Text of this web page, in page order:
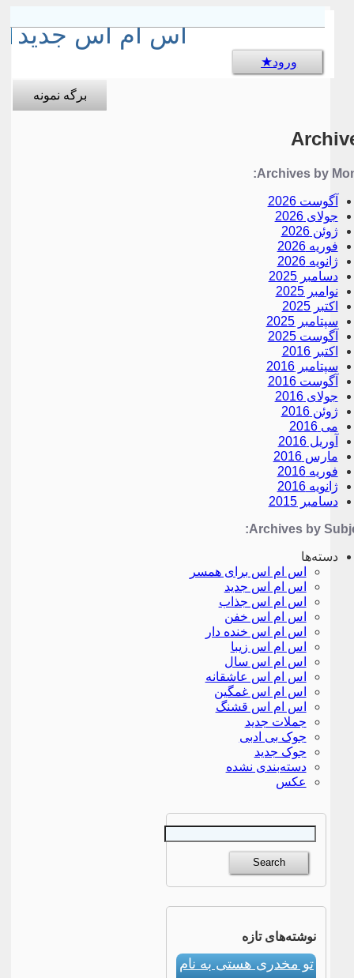
اس ام اس جدید
ورود
برگه نمونه
Archives by
آگوست 2026
جولای 2026
ژوئن 2026
فوریه 2026
ژانویه 2026
دسامبر 2025
نوامبر 2025
اکتبر 2025
سپتامبر 2025
آگوست 2025
اکتبر 2016
سپتامبر 2016
آگوست 2016
جولای 2016
ژوئن 2016
می 2016
آوریل 2016
مارس 2016
فوریه 2016
ژانویه 2016
دسامبر 2015
Archives by
دسته‌ها
اس ام اس برای همسر
اس ام اس جدید
اس ام اس جذاب
اس ام اس خفن
اس ام اس خنده دار
اس ام اس زیبا
اس ام اس سال
اس ام اس عاشقانه
اس ام اس غمگین
اس ام اس قشنگ
جملات جدید
جوک بی ادبی
جوک جدید
دسته‌بندی نشده
عکس
نوشته‌های تازه
تو مخدری هستی به نام